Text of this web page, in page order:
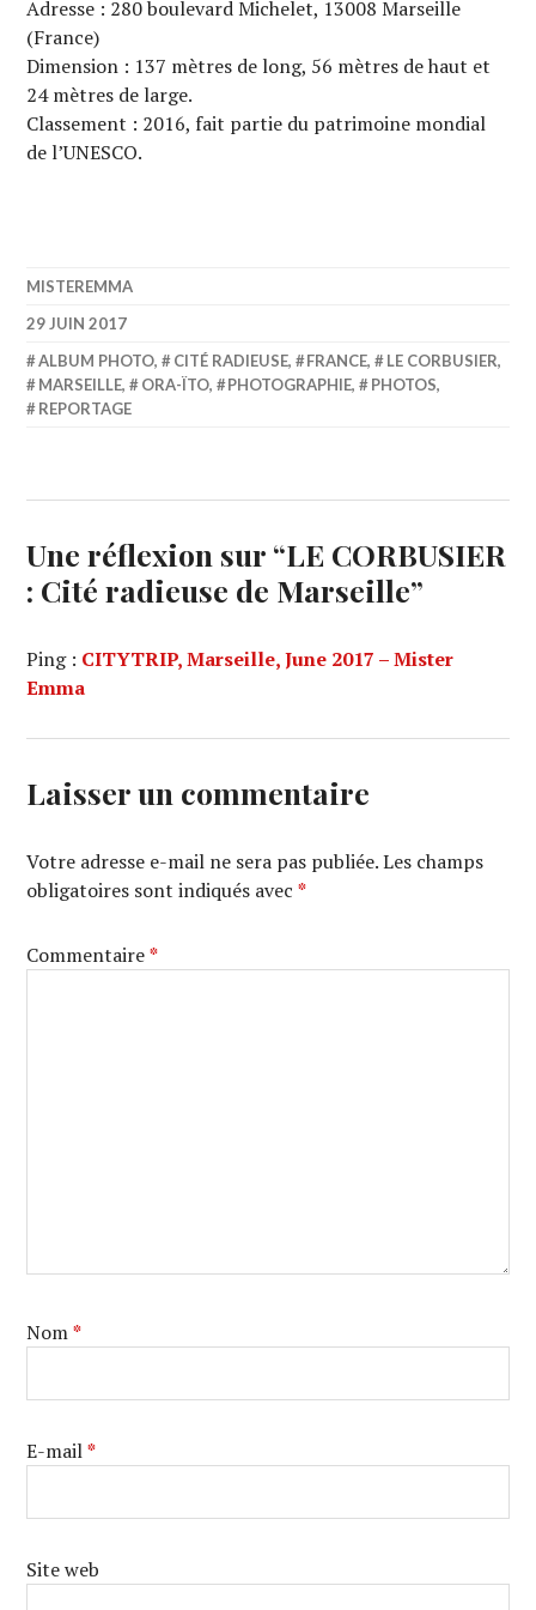
Adresse : 280 boulevard Michelet, 13008 Marseille
(France)
Dimension : 137 mètres de long, 56 mètres de haut et
24 mètres de large.
Classement : 2016, fait partie du patrimoine mondial
de l’UNESCO.
MISTEREMMA
29 JUIN 2017
ALBUM PHOTO, CITÉ RADIEUSE, FRANCE, LE CORBUSIER,
MARSEILLE, ORA-ÏTO, PHOTOGRAPHIE, PHOTOS,
REPORTAGE
Une réflexion sur “LE CORBUSIER
: Cité radieuse de Marseille”
Ping : CITYTRIP, Marseille, June 2017 – Mister
Emma
Laisser un commentaire
Votre adresse e-mail ne sera pas publiée. Les champs
obligatoires sont indiqués avec*
Commentaire*
Nom*
E-mail*
Site web